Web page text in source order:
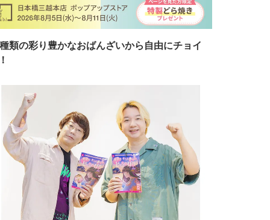
類の彩り豊かなおばんざいから自由にチョイ